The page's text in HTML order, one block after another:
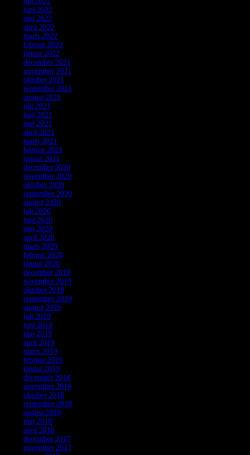
juni 2022
maj 2022
april 2022
marts 2022
februar 2022
januar 2022
december 2021
november 2021
oktober 2021
september 2021
august 2021
juli 2021
juni 2021
maj 2021
april 2021
marts 2021
februar 2021
januar 2021
december 2020
november 2020
oktober 2020
september 2020
august 2020
juli 2020
juni 2020
maj 2020
april 2020
marts 2020
februar 2020
januar 2020
december 2019
november 2019
oktober 2019
september 2019
august 2019
juli 2019
juni 2019
maj 2019
april 2019
marts 2019
februar 2019
januar 2019
december 2018
november 2018
oktober 2018
september 2018
august 2018
maj 2018
april 2018
december 2017
november 2017